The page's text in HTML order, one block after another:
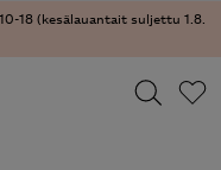
18 (kesälauantait suljettu 1.8.